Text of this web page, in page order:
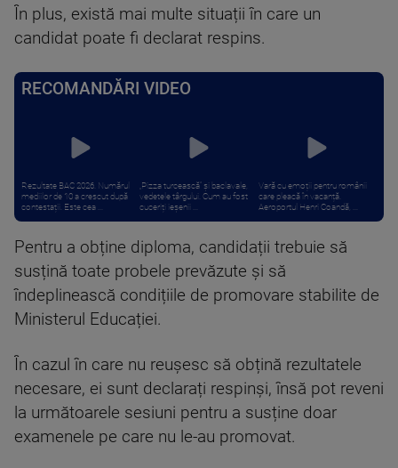
În plus, există mai multe situații în care un
candidat poate fi declarat respins.
RECOMANDĂRI VIDEO
Rezultate BAC 2026. Numărul
mediilor de 10 a crescut după
contestații. Este cea ...
„Pizza turcească” și baclavale,
vedetele târgului. Cum au fost
cuceriți ieșenii ...
Vară cu emoții pentru românii
care pleacă în vacanță.
Aeroportul Henri Coandă, ...
Pentru a obține diploma, candidații trebuie să
susțină toate probele prevăzute și să
îndeplinească condițiile de promovare stabilite de
Ministerul Educației.
În cazul în care nu reușesc să obțină rezultatele
necesare, ei sunt declarați respinși, însă pot reveni
la următoarele sesiuni pentru a susține doar
examenele pe care nu le-au promovat.